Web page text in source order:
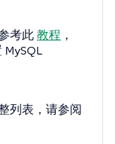
考此教程 ，
MySQL
列表，请参阅